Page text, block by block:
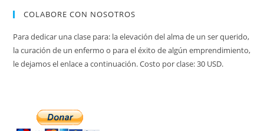
COLABORE CON NOSOTROS
Para dedicar una clase para: la elevación del alma de un ser querido,
la curación de un enfermo o para el éxito de algún emprendimiento,
le dejamos el enlace a continuación. Costo por clase: 30 USD.